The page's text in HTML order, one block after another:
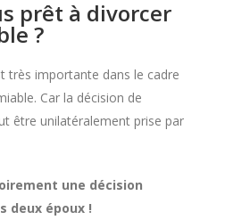
prêt à divorcer
?
très importante dans le cadre
Car la décision de
être unilatéralement prise par
une décision
deux époux !